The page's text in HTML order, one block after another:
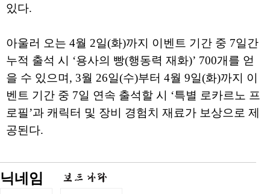
있다.
아울러 오는 4월 2일(화)까지 이벤트 기간 중 7일간
누적 출석 시 ‘용사의 빵(행동력 재화)’ 700개를 얻
을 수 있으며, 3월 26일(수)부터 4월 9일(화)까지 이
벤트 기간 중 7일 연속 출석할 시 ‘특별 로카르노 프
로필’과 캐릭터 및 장비 경험치 재료가 보상으로 제
공된다.
닉네임